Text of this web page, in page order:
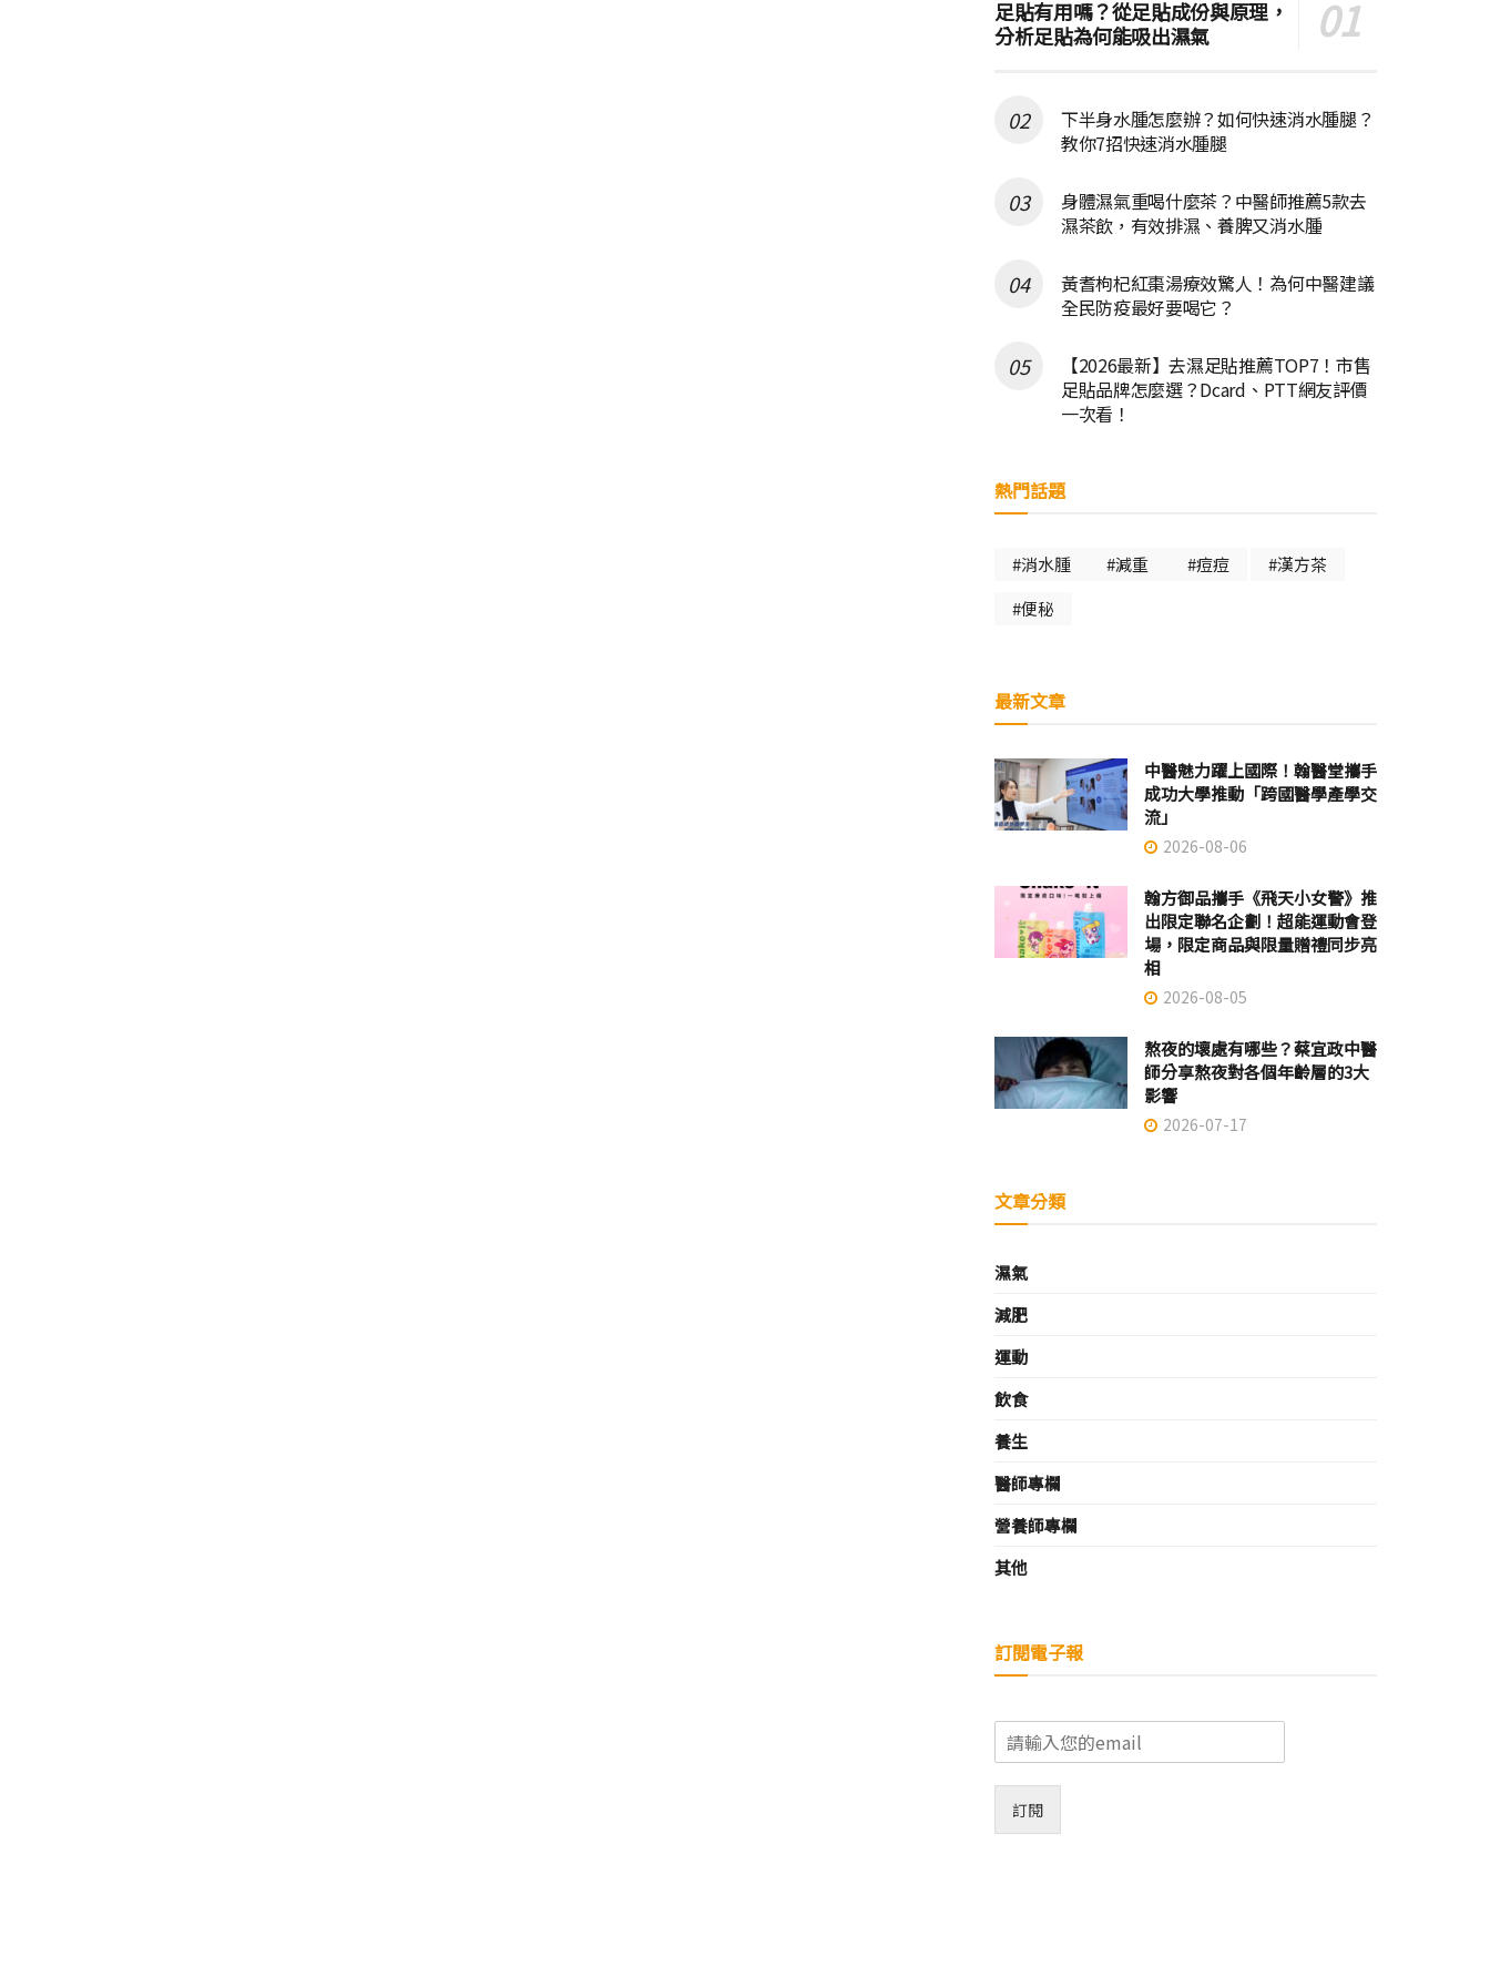
足貼有用嗎？從足貼成份與原理，
分析足貼為何能吸出濕氣
下半身水腫怎麼辦？如何快速消水腫腿？
教你7招快速消水腫腿
身體濕氣重喝什麼茶？中醫師推薦5款去
濕茶飲，有效排濕、養脾又消水腫
黃耆枸杞紅棗湯療效驚人！為何中醫建議
全民防疫最好要喝它？
【2026最新】去濕足貼推薦TOP7！市售
足貼品牌怎麼選？Dcard、PTT網友評價
一次看！
熱門話題
#消水腫 #減重 #痘痘
#漢方茶
#便秘
最新文章
中醫魅力躍上國際！翰醫堂攜手
成功大學推動「跨國醫學產學交
流」
2026-08-06
翰方御品攜手《飛天小女警》推
出限定聯名企劃！超能運動會登
場，限定商品與限量贈禮同步亮
相
2026-08-05
熬夜的壞處有哪些？蔡宜政中醫
師分享熬夜對各個年齡層的3大
影響
2026-07-17
文章分類
濕氣
減肥
運動
飲食
養生
醫師專欄
營養師專欄
其他
訂閱電子報
E
m
*
訂閱